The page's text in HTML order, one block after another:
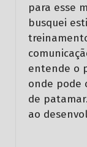
para esse
busquei
entende o
onde pode
de
ao